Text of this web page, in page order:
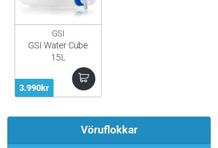
3.990kr
GSI
GSI Water Cube
15L
Vöruflokkar